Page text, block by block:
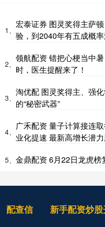
1、
宏泰证券 图灵奖得主萨
验，到2040年有五成概
2、
领航配资 错把心梗当中
时，医生提醒来了！
3、
淘优配 图灵奖得主、强
的“秘密武器”
4、
广禾配资 量子计算接连
业化提速 最新高增长潜
5、 金鼎配资 6月22日龙虎
配查信 新手配资炒